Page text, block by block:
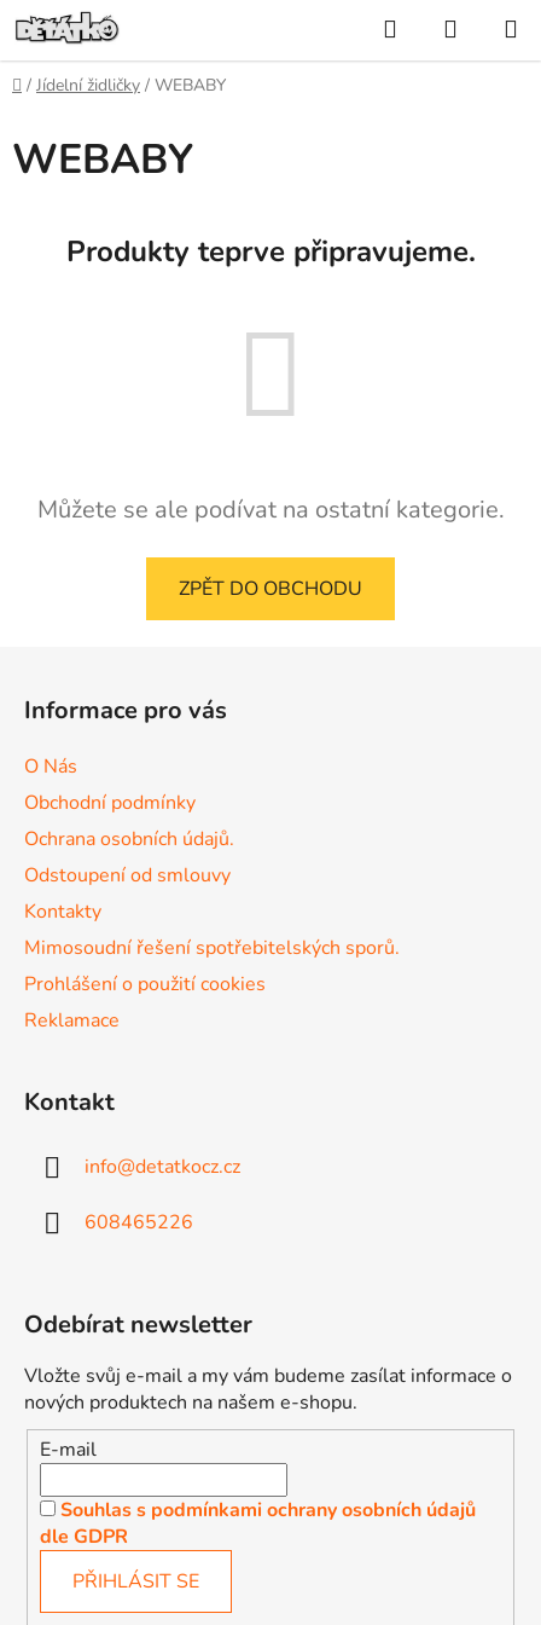
Přejít
na
obsah
Hledat
KOŠÍK
Domů
/ Jídelní židličky / WEBABY
WEBABY
Produkty teprve připravujeme.
Můžete se ale podívat na ostatní kategorie.
ZPĚT DO OBCHODU
Informace pro vás
O Nás
Obchodní podmínky
Ochrana osobních údajů.
Odstoupení od smlouvy
Kontakty
Mimosoudní řešení spotřebitelských sporů.
Prohlášení o použití cookies
Reklamace
Kontakt
info@detatkocz.cz
608465226
Odebírat newsletter
Vložte svůj e-mail a my vám budeme zasílat informace o
nových produktech na našem e-shopu.
E-mail
Souhlas s podmínkami ochrany osobních údajů
dle GDPR
PŘIHLÁSIT SE